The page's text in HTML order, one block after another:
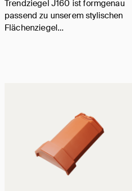
Trendziegel J160 ist formgenau
passend zu unserem stylischen
Flächenziegel…